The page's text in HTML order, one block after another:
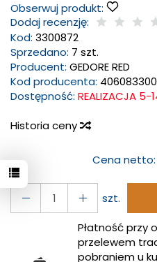
Obserwuj produkt:
Dodaj recenzję:
Kod: 3300872
Sprzedano: 7 szt.
Producent: GEDORE RED
Kod producenta:
Dostępność: REALIZACJA 5-
Historia ceny
Cena netto:
szt.
Płatność przy
przelewem
pobraniem u